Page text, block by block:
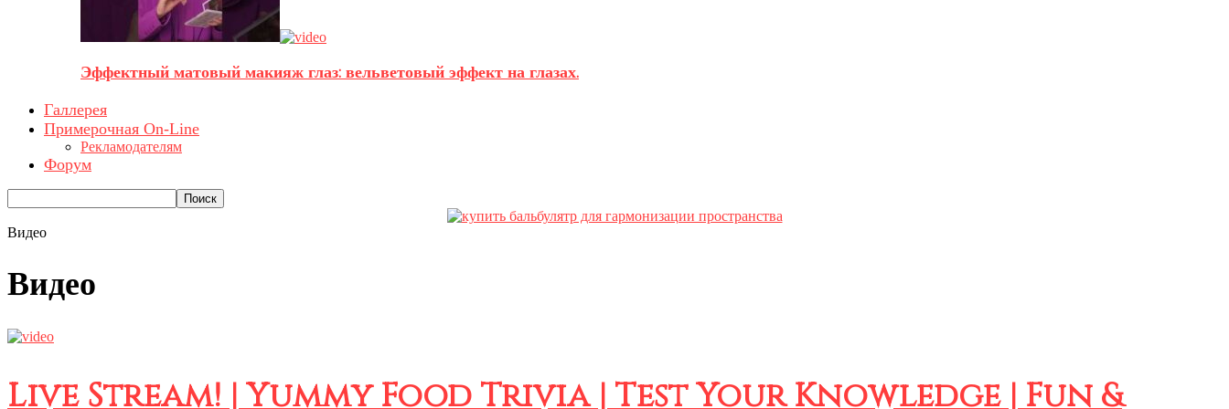
Эффектный матовый макияж глаз: вельветовый эффект на глазах.
Галлерея
Примерочная On-Line
Рекламодателям
Форум
Видео
Видео
Live Stream! | Yummy Food Trivia | Test Your Knowledge | Fun &